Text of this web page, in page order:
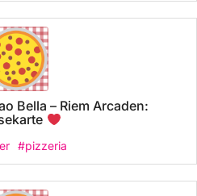
Bella – Riem Arcaden:
#pizzeria